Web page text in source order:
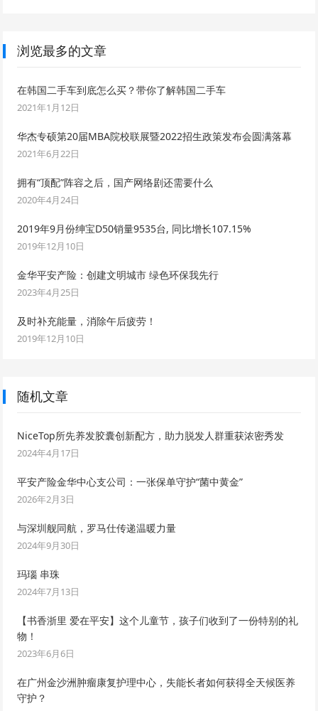
浏览最多的文章
在韩国二手车到底怎么买？带你了解韩国二手车
2021年1月12日
华杰专硕第20届MBA院校联展暨2022招生政策发布会圆满落幕
2021年6月22日
拥有“顶配”阵容之后，国产网络剧还需要什么
2020年4月24日
2019年9月份绅宝D50销量9535台, 同比增长107.15%
2019年12月10日
金华平安产险：创建文明城市 绿色环保我先行
2023年4月25日
及时补充能量，消除午后疲劳！
2019年12月10日
随机文章
NiceTop所先养发胶囊创新配方，助力脱发人群重获浓密秀发
2024年4月17日
平安产险金华中心支公司：一张保单守护“菌中黄金”
2026年2月3日
与深圳舰同航，罗马仕传递温暖力量
2024年9月30日
玛瑙 串珠
2024年7月13日
【书香浙里 爱在平安】这个儿童节，孩子们收到了一份特别的礼
物！
2023年6月6日
在广州金沙洲肿瘤康复护理中心，失能长者如何获得全天候医养
守护？